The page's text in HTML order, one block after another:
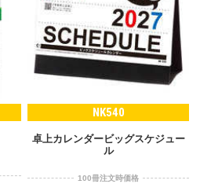
NK540
卓上カレンダービッグスケジュー
ル
100冊注文時価格